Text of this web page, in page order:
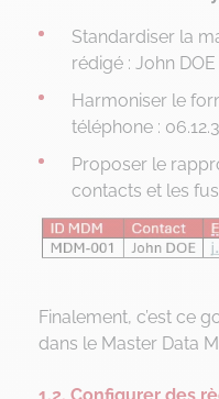
Standardiser la
rédigé : John
Harmoniser le
téléphone :
Proposer le
contacts et les
Finalement, c’est ce
dans le Master Data